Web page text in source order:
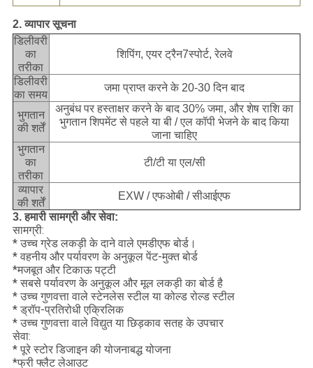
2. व्यापार सूचना
डिलीवरी
का
तरीका
शिपिंग, एयर ट्रैन7स्पोर्ट, रेलवे
डिलीवरी
का समय
जमा प्राप्त करने के 20-30 दिन बाद
भुगतान
की शर्तें
अनुबंध पर हस्ताक्षर करने के बाद 30% जमा, और शेष राशि का
भुगतान शिपमेंट से पहले या बी / एल कॉपी भेजने के बाद किया
जाना चाहिए
भुगतान
का
तरीका
टी/टी या एल/सी
व्यापार
की शर्तें
EXW / एफओबी / सीआईएफ
3. हमारी सामग्री और सेवा:
सामग्री:
* उच्च ग्रेड लकड़ी के दाने वाले एमडीएफ बोर्ड।
* वहनीय और पर्यावरण के अनुकूल पेंट-मुक्त बोर्ड
*मजबूत और टिकाऊ पट्टी
* सबसे पर्यावरण के अनुकूल और मूल लकड़ी का बोर्ड है
* उच्च गुणवत्ता वाले स्टेनलेस स्टील या कोल्ड रोल्ड स्टील
* ड्रॉप-प्रतिरोधी एक्रिलिक
* उच्च गुणवत्ता वाले विद्युत या छिड़काव सतह के उपचार
सेवा:
* पूरे स्टोर डिजाइन की योजनाबद्ध योजना
*फ्री फ्लैट लेआउट